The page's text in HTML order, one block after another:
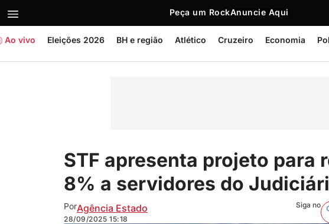
Peça um RockAnuncie Aqui
Ao vivo Eleições 2026 BH e região Atlético Cruzeiro Economia
STF apresenta projeto para
8% a servidores do
PorAgência Estado
28/09/2025 15:18
Siga no